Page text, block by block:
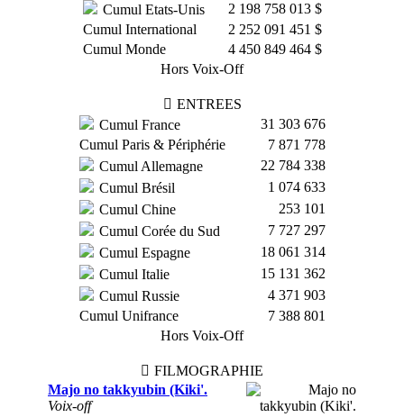
Cumul Etats-Unis
2 198 758 013 $
Cumul International
2 252 091 451 $
Cumul Monde
4 450 849 464 $
Hors Voix-Off
ENTREES
Cumul France
31 303 676
Cumul Paris & Périphérie
7 871 778
Cumul Allemagne
22 784 338
Cumul Brésil
1 074 633
Cumul Chine
253 101
Cumul Corée du Sud
7 727 297
Cumul Espagne
18 061 314
Cumul Italie
15 131 362
Cumul Russie
4 371 903
Cumul Unifrance
7 388 801
Hors Voix-Off
FILMOGRAPHIE
Majo no takkyubin (Kiki'.
Voix-off